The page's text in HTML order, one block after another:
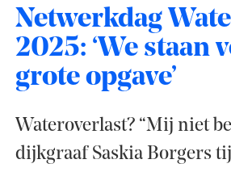
Netwerkdag
2025: ‘We staan
grote opgave’
Wateroverlast? “Mij niet
dijkgraaf Saskia Borgers